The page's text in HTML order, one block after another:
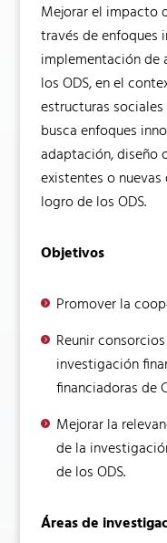
Mejorar el impacto
través de enfoques
implementación de
los ODS, en el
estructuras
busca enfoques
adaptación, diseño
existentes o
logro de los ODS.
Objetivos
Promover la
Reunir
investigación
financiadoras de
Mejorar la
de la
de los ODS.
Áreas de